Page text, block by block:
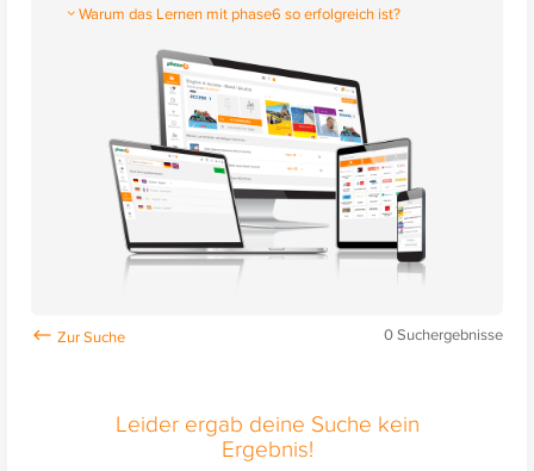
Warum das Lernen mit phase6 so erfolgreich ist?
0Suchergebnisse
Leider ergab deine Suche kein
Ergebnis!